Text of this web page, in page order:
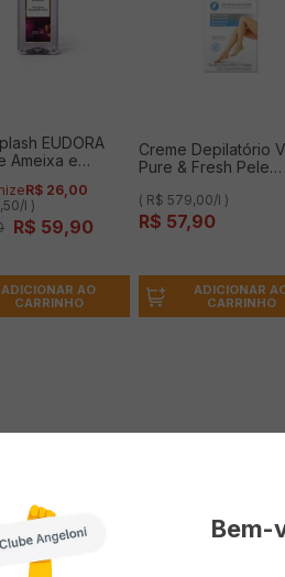
EUDORA
Ameixa e
R$ 26,00
l )
R$ 59,90
ADICIONAR AO
CARRINHO
Creme Depilatório
Pure & Fresh Pele
( R$ 579,00/l )
R$ 57,90
ADICIONAR
CARRINHO
Tandy foi desenvolvida
comprovada tem
O delicioso sabor suave
Bem-